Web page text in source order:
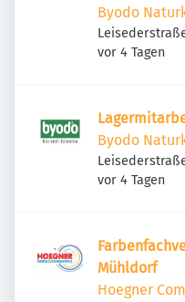
Byodo
Deutschland
Veröffentlicht
vor 4 Tagen
Byodo
Deutschland
Veröffentlicht
vor 4 Tagen
Mühldorf
Hoegner